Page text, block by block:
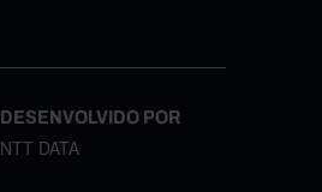
DESENVOLVIDO POR
NTT DATA